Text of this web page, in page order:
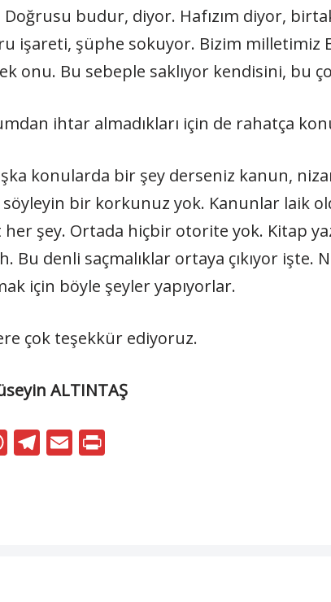
budur, diyor. Hafızım diyor,
işareti, şüphe sokuyor. Bizim milletimiz
onu. Bu sebeple saklıyor kendisini, bu
ihtar almadıkları için de rahatça
konularda bir şey derseniz kanun,
bir korkunuz yok. Kanunlar laik
şey. Ortada hiçbir otorite yok. Kitap
Bu denli saçmalıklar ortaya çıkıyor işte.
için böyle şeyler yapıyorlar.
çok teşekkür ediyoruz.
ALTINTAŞ
W T E Pr